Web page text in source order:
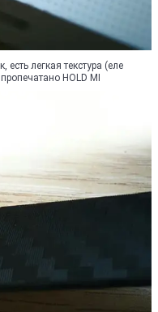
легкая текстура (еле
HOLD MI